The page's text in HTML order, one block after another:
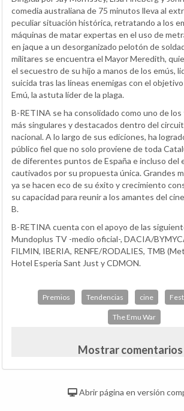
comedia australiana de 75 minutos lleva al
peculiar situación histórica, retratando a los
máquinas de matar expertas en el uso de
en jaque a un desorganizado pelotón de
militares se encuentra el Mayor Meredith,
el secuestro de su hijo a manos de los emús,
suicida tras las líneas enemigas con el
Emú, la astuta líder de la plaga.
B-RETINA se ha consolidado como uno de
más singulares y destacados dentro del
nacional. A lo largo de sus ediciones, ha
público fiel que no solo proviene de toda
de diferentes puntos de España e incluso del
cautivados por su propuesta única. Grandes
ya se hacen eco de su éxito y crecimiento
su capacidad para reunir a los amantes del
B.
B-RETINA cuenta con el apoyo de las
Mundoplus TV -medio oficial-, DACIA/
FILMIN, IBERIA, RENFE/RODALIES, TMB
Hotel Esperia Sant Just y CDMON.
Premios Tendencias cine
The Emu War
Mostrar comentarios
Abrir página en versión